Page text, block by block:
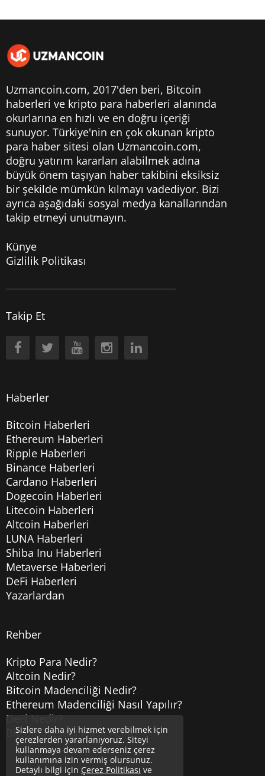
Uzmancoin.com, 2017'den beri, Bitcoin
haberleri ve kripto para haberleri alanında
okurlarına en hızlı ve en doğru içeriği
sunuyor. Türkiye'nin en çok okunan kripto
para haber sitesi olan Uzmancoin.com,
doğru yatırım kararları alabilmek adına
büyük önem taşıyan haber takibini eksiksiz
bir şekilde mümkün kılmayı vadediyor. Bizi
ayrıca aşağıdaki sosyal medya kanallarından
takip etmeyi unutmayın.
Künye
Gizlilik Politikası
Takip Et
Haberler
Bitcoin Haberleri
Ethereum Haberleri
Ripple Haberleri
Binance Haberleri
Cardano Haberleri
Dogecoin Haberleri
Litecoin Haberleri
Altcoin Haberleri
LUNA Haberleri
Shiba Inu Haberleri
Metaverse Haberleri
DeFi Haberleri
Yazarlardan
Rehber
Kripto Para Nedir?
Altcoin Nedir?
Bitcoin Madenciliği Nedir?
Ethereum Madenciliği Nasıl Yapılır?
DeFi Nedir?
Bitcoin Hesabı Nasıl Açılır?
Sizlere daha iyi hizmet verebilmek için
çerezlerden yararlanıyoruz. Siteyi
kullanmaya devam ederseniz çerez
kullanımına izin vermiş olursunuz.
Detaylı bilgi için Çerez Politikası ve